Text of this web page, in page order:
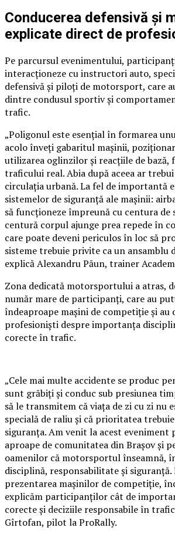
Conducerea defensivă și
explicate direct de
Pe parcursul evenimentului,
interacționeze cu instructori auto,
defensivă și piloți de motorsport, care
dintre condusul sportiv și
trafic.
„Poligonul este esențial în formarea
acolo înveți gabaritul mașinii,
utilizarea oglinzilor și reacțiile de bază,
traficului real. Abia după aceea ar
circulația urbană. La fel de importantă
sistemelor de siguranță ale mașinii:
să funcționeze împreună cu centura de
centură corpul ajunge prea repede în
care poate deveni periculos în loc să
sisteme trebuie privite ca un ansamblu
explică Alexandru Păun, trainer
Zona dedicată motorsportului a atras,
număr mare de participanți, care au
îndeaproape mașini de competiție și
profesioniști despre importanța
corecte în trafic.
„Cele mai multe accidente se produc
sunt grăbiți și conduc sub presiunea
să le transmitem că viața de zi cu zi nu
specială de raliu și că prioritatea
siguranța. Am venit la acest eveniment
aproape de comunitatea din Brașov și
oamenilor că motorsportul înseamnă,
disciplină, responsabilitate și siguranță.
prezentarea mașinilor de competiție,
explicăm participanților cât de
corecte și deciziile responsabile în
Gîrtofan, pilot la ProRally.